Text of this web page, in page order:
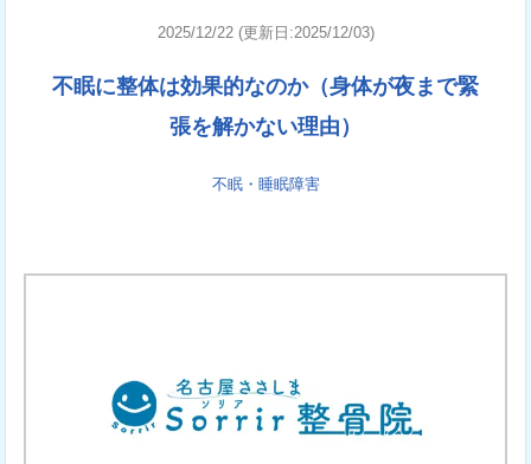
2025/12/22 (更新日:2025/12/03)
不眠に整体は効果的なのか（身体が夜まで緊
張を解かない理由）
不眠・睡眠障害